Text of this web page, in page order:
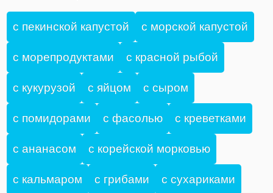
с пекинской капустой с морской капустой
с морепродуктами с красной рыбой
с кукурузой с яйцом с сыром
с помидорами с фасолью с креветками
с ананасом с корейской морковью
с кальмаром с грибами с сухариками